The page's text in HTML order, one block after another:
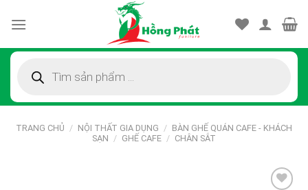
kiếm
TRANG CHỦ / NỘI THẤT GIA DỤNG / BÀN GHẾ QUÁN CAFE - KHÁCH
SẠN / GHẾ CAFE / CHÂN SẮT